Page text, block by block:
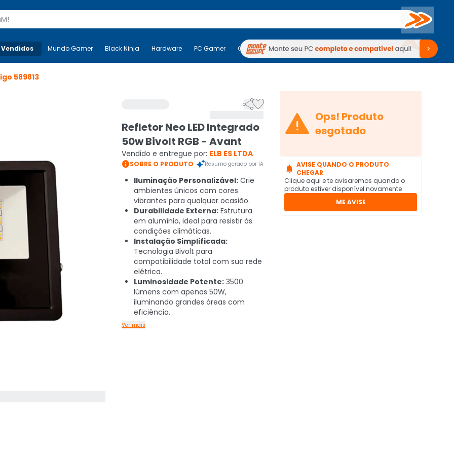
Buscar
Mais-v- Mundo Gamer Black Ninja Hardware PC Gamer Computadores Periféricos TV Venda no KaBuM!
Mundo Gamer Black Ninja Hardware PC Gamer Computadores Periféricos TV Venda no KaBuM!
589813

Refletor Neo LED Integrado
50w Bivolt RGB - Avant
Vendido e entregue por: ELB ES LTDA
SOBRE O PRODUTO Resumo gerado por IA
Iluminação Personalizável: Crie
ambientes únicos com cores
vibrantes para qualquer ocasião.
Durabilidade Externa: Estrutura
em alumínio, ideal para resistir às
condições climáticas.
Instalação Simplificada:
Tecnologia Bivolt para
compatibilidade total com sua rede
elétrica.
Luminosidade Potente: 3500
lúmens com apenas 50W,
iluminando grandes áreas com
eficiência.
Ver mais
 Ops! Produto
esgotado
 AVISE QUANDO O PRODUTO
CHEGAR
Clique aqui e te avisaremos quando o
produto estiver disponível novamente
ME AVISE